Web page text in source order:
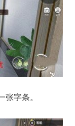
字条。